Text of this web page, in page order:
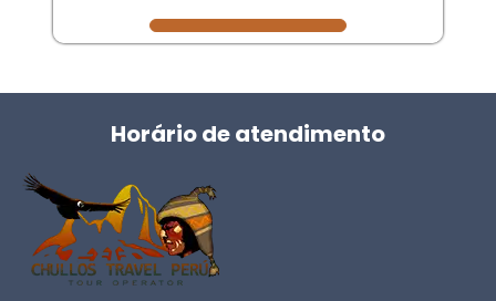
Horário de atendimento